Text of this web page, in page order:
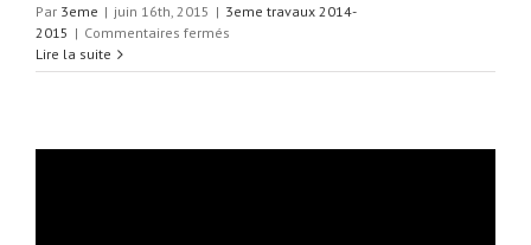
Par 3eme | juin 16th, 2015 | 3eme travaux 2014-
2015 | Commentaires fermés
abeille
Lire la suite